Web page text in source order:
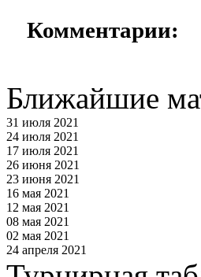
Комментарии:
Ближайшие
31 июля 2021
24 июля 2021
17 июля 2021
26 июня 2021
23 июня 2021
16 мая 2021
12 мая 2021
08 мая 2021
02 мая 2021
24 апреля 2021